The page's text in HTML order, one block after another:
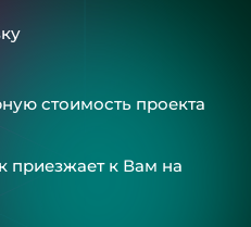
стоимость проекта
приезжает к Вам на